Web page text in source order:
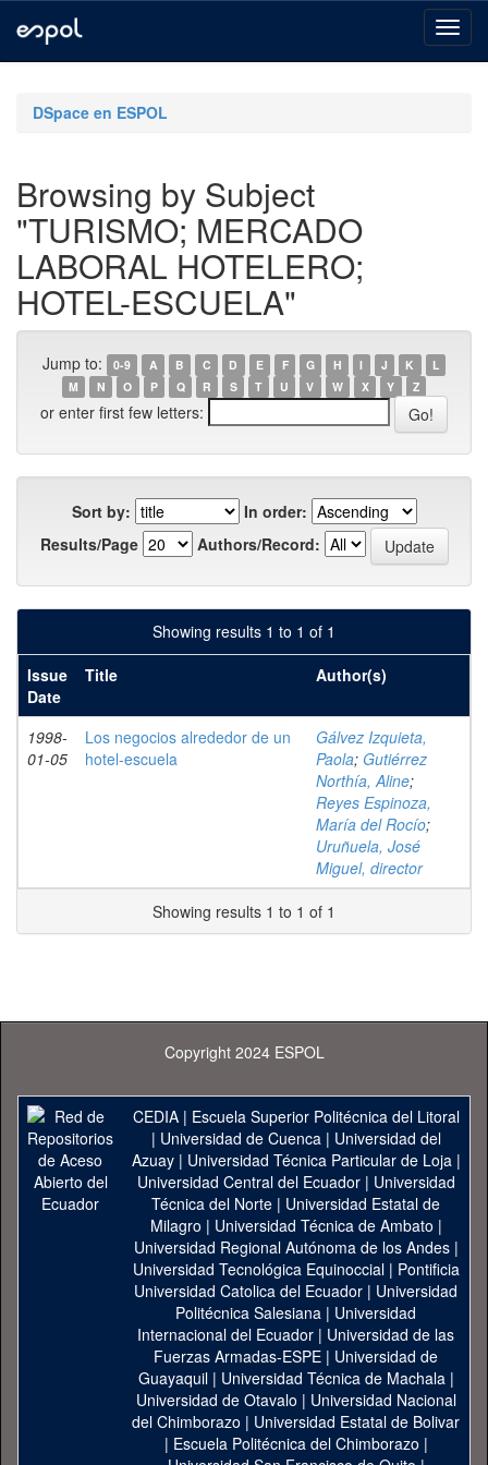
navigationDSpace en ESPOL
Browsing by Subject
"TURISMO; MERCADO
LABORAL HOTELERO;
HOTEL-ESCUELA"
Jump to: 0-9 A B C D E F G H I J K
L
M
N O P Q R S T U V W X Y Z
or enter first few letters:
Sort by:
In order:
Results/Page
Authors/Record:
Showing results 1 to 1 of 1
Issue
Date
Title Author(s)
1998-
01-05
Los negocios alrededor de un
hotel-escuela
Gálvez Izquieta,
Paola; Gutiérrez
Northía, Aline;
Reyes Espinoza,
María del Rocío;
Uruñuela, José
Miguel, director
Showing results 1 to 1 of 1
Copyright 2024 ESPOL
CEDIA| Escuela Superior Politécnica del Litoral
| Universidad de Cuenca| Universidad del
Azuay| Universidad Técnica Particular de Loja|
Universidad Central del Ecuador| Universidad
Técnica del Norte | Universidad Estatal de
Milagro | Universidad Técnica de Ambato |
Universidad Regional Autónoma de los Andes|
Universidad Tecnológica Equinoccial| Pontificia
Universidad Catolica del Ecuador | Universidad
Politécnica Salesiana | Universidad
Internacional del Ecuador | Universidad de las
Fuerzas Armadas-ESPE | Universidad de
Guayaquil| Universidad Técnica de Machala|
Universidad de Otavalo | Universidad Nacional
del Chimborazo | Universidad Estatal de Bolivar
| Escuela Politécnica del Chimborazo |